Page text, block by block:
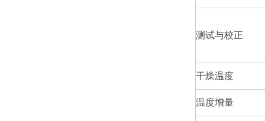
测试与校正
干燥温度
温度增量